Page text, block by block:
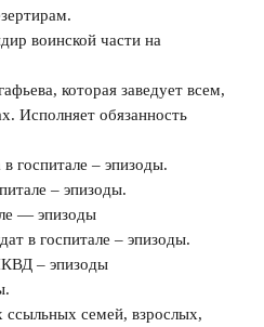
воинской части на
которая заведует всем,
Исполняет обязанность
госпитале – эпизоды.
– эпизоды.
— эпизоды
в госпитале – эпизоды.
– эпизоды
семей, взрослых,